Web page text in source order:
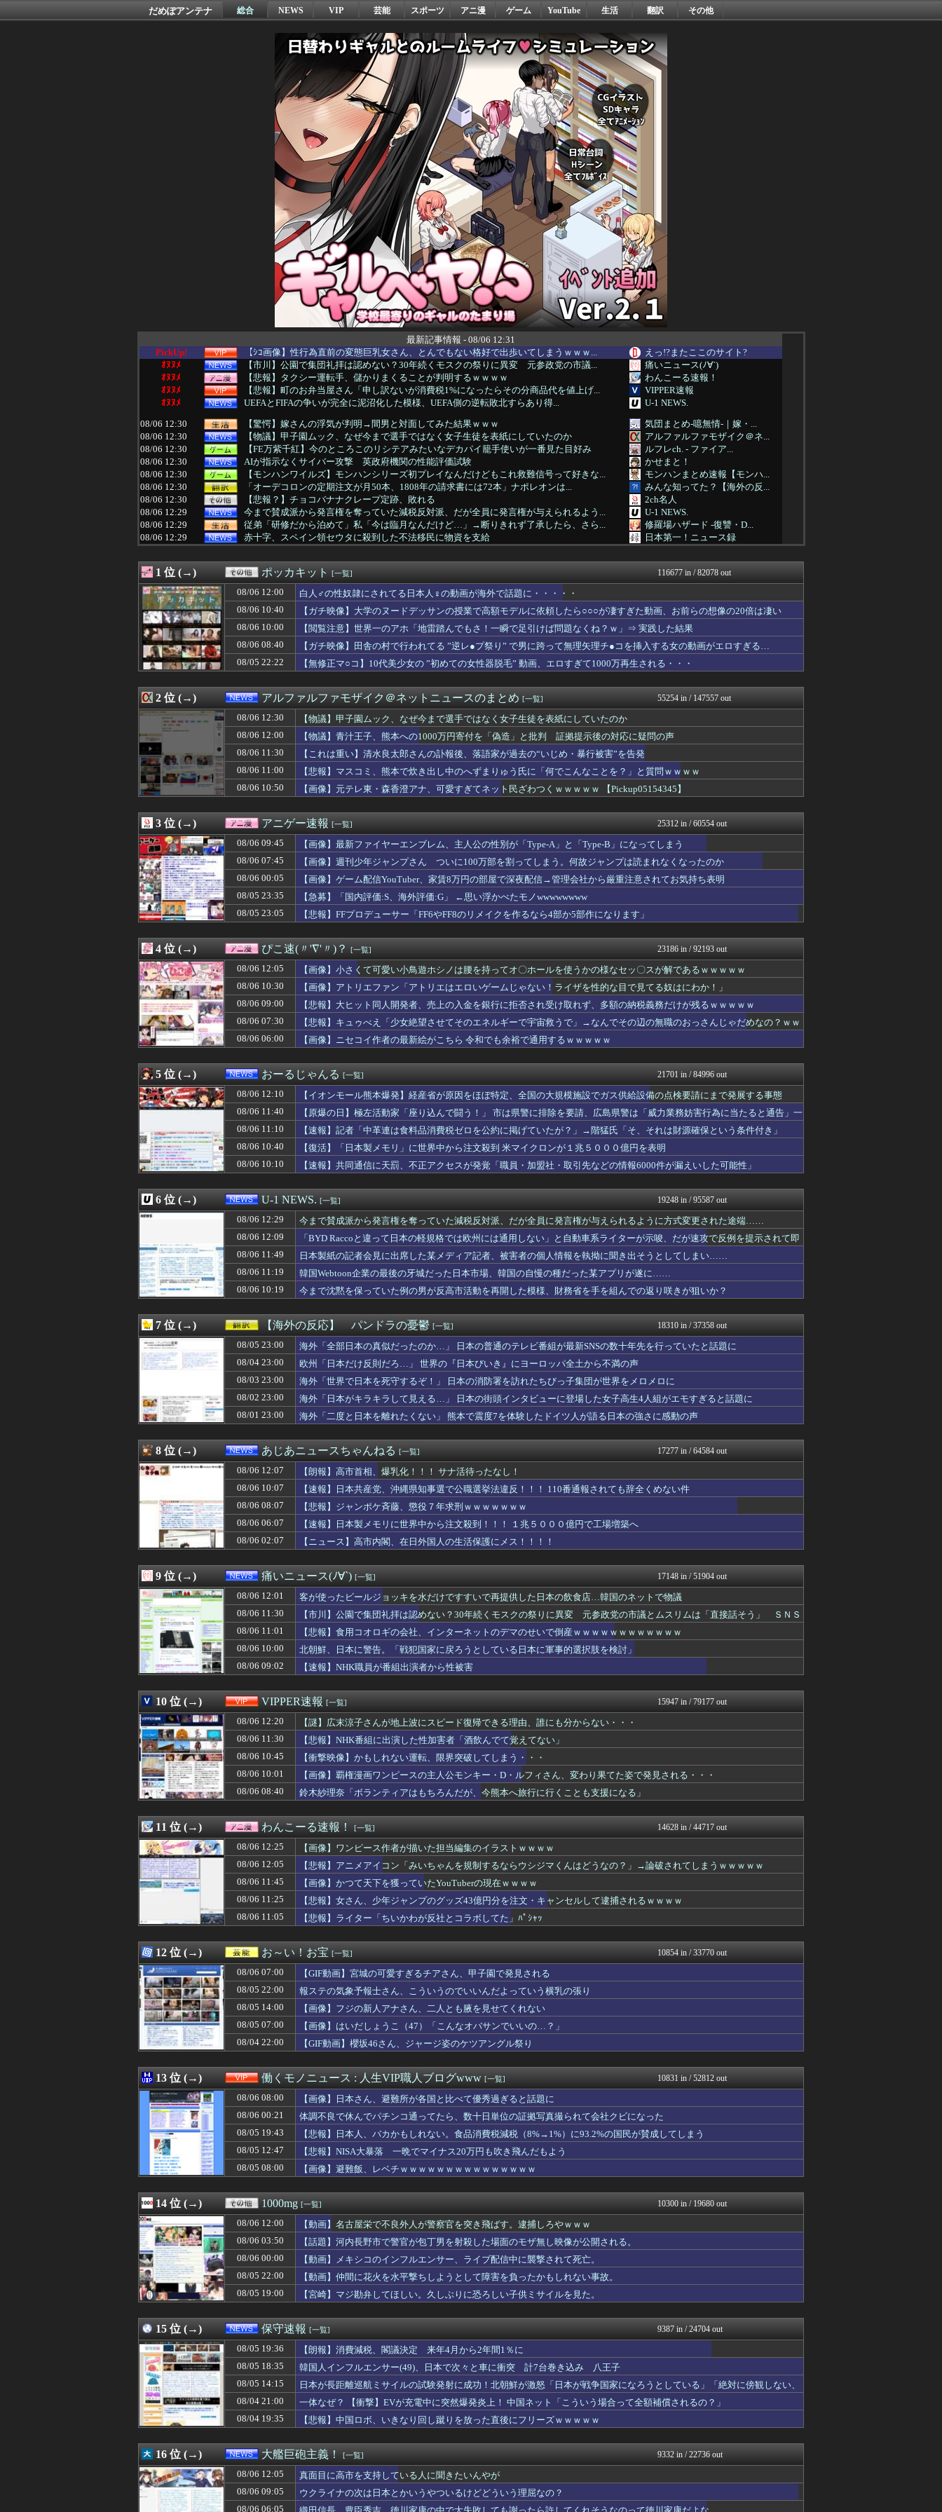
だめぽアンテナ 総合 NEWS VIP 芸能 スポーツ アニ漫 ゲーム YouTube 生活 翻訳 その他
最新記事情報 - 08/06 12:31
PickUp!
【ｼｺ画像】性行為直前の変態巨乳女さん、とんでもない格好で出歩いてしまうｗｗｗ...
えっ!?またここのサイト?
ｵﾇﾇﾒ
【市川】公園で集団礼拝は認めない？30年続くモスクの祭りに異変 元参政党の市議...
痛いニュース(ﾉ∀`)
ｵﾇﾇﾒ
【悲報】タクシー運転手、儲かりまくることが判明するｗｗｗｗ
わんこーる速報！
ｵﾇﾇﾒ
【悲報】町のお弁当屋さん「申し訳ないが消費税1%になったらその分商品代を値上げ...
VIPPER速報
ｵﾇﾇﾒ
UEFAとFIFAの争いが完全に泥沼化した模様、UEFA側の逆転敗北すらあり得...
U-1 NEWS.
08/06 12:30
【驚愕】嫁さんの浮気が判明→間男と対面してみた結果ｗｗｗ
気団まとめ-噫無情-｜嫁・...
08/06 12:30
【物議】甲子園ムック、なぜ今まで選手ではなく女子生徒を表紙にしていたのか
アルファルファモザイク＠ネ...
08/06 12:30
【FE万紫千紅】今のところこのリシテアみたいなデカパイ籠手使いが一番見た目好み
ルフレch. - ファイア...
08/06 12:30
AIが指示なくサイバー攻撃 英政府機関の性能評価試験
かせまと！
08/06 12:30
【モンハンワイルズ】モンハンシリーズ初プレイなんだけどもこれ救難信号って好きな...
モンハンまとめ速報【モンハ...
08/06 12:30
「オーデコロンの定期注文が月50本、1808年の請求書には72本」ナポレオンは...
みんな知ってた？【海外の反...
08/06 12:30
【悲報？】チョコバナナクレープ定跡、敗れる
2ch名人
08/06 12:29
今まで賛成派から発言権を奪っていた減税反対派、だが全員に発言権が与えられるよう...
U-1 NEWS.
08/06 12:29
従弟「研修だから泊めて」私「今は臨月なんだけど…」→断りきれず了承したら、さら...
修羅場ハザード -復讐・D...
08/06 12:29
赤十字、スペイン領セウタに殺到した不法移民に物資を支給
日本第一！ニュース録
08/06 12:26
2011年ドラフト当時のロッテファンの反応ｗｗｗ
まとめロッテ！
08/06 12:26
日本の研究者が明らかにした肝臓がんをリスクを低下させるために必要な緑茶の量←「...
海外さんいらっしゃい 海外...
08/06 12:25
【画像】ワンピース作者が描いた担当編集のイラストｗｗｗｗ
08/06 12:25
海外「日本にはこんな特殊な標識があるんだけど皆は見たことある？」→「何これめち...
海外の反応リサーチ
08/06 12:25
【ハマスタバトル】三嶋解説員「勝ちに来てますね」連日の挑戦者圧勝！相川七瀬軍団...
ベイスターズNEWS
08/06 12:23
【人材獲得へ】ソウルで日本企業による就職イベント 就職難に苦しむ韓国の若者が日...
まとめたニュース
08/06 12:21
【驚愕】名作『HUNTER×HUNTER』凄い事に気付いたｗｗｗｗハンターハン...
デジタルニューススレッド
08/06 12:20
【謎】広末涼子さんが地上波にスピード復帰できる理由、誰にも分からない・・・
VIPPER速報
08/06 12:20
【画像】沖縄で「ワクワクする自販機」見つかるｗｗｗｗｗｗ
キニ速
08/06 12:20
【韓国】ウェブトゥーン、売上が減りはじめた？カカオのストーリー部門、前年同期比...
キムチ速報
08/06 12:19
【動画】地上波でえっちな下乳が放送されてしまうwww
じわ速 芸能ニュースまとめ
08/06 12:19
【FF14怪談話】道中の懲罰房にいたミコッテやララフェル女性たちをヒカセンが助...
08/06 12:19
6期生曲 ｢命の色｣が好きすぎるアルさつｗ【乃木坂46】
坂道情報通～乃木坂46まと...
08/06 12:16
【画像】VIVANTキャストのギャラリスト流出ｗｗｗｗｗｗｗｗｗ
なんJ PRIDE
08/06 12:15
友人「この名前にしたい！」夫「それ漫画のキャラだろ…」→子供の名付けを巡って夫...
08/06 12:13
カープ佐々木泰（8月OPS.875打率.438得点圏.000）←1番に置いた方...
広島東洋カープまとめブログ...
08/06 12:12
【前編】俺の娘の結婚が破談に。だが彼氏は「2000万の土地」を購入。こじれた二...
浮気ちゃんねる
08/06 12:12
「仮面ライダーマイス」の脚本を担当する荒川稔久、過去作を振り返っても作風が読め...
ヒーローNEWS
08/06 12:12
エクスアリーナ松戸がディスクアップ2を撤去したらしくディスクアッパーさん達から...
パチンコ・パチスロ.com
08/06 12:12
【朗報】冨安健洋さん…もしパレスで大きな故障が無かったら、アーセナルのメディカ...
【サッカー まとめ】サカラ...
08/06 12:11
ロシア「お前らの国にある似非エッフェル塔を見せてくれ！」
海外の万国反応記＠海外の反...
08/06 12:11
【画像】本田望結の妹、本田望結より実ってしまうｗｗｗｗｗ
mashlife通信
08/06 12:10
【修羅場】離婚できない状況で“職場復帰”を提案した結果ｗｗｗｗ
気団まとめ-噫無情-｜嫁・...
08/06 12:10
海外「騙されるな！」FIFA会長の謝罪に海外大騒ぎ！（海外の反応）
ワールドサッカーファン 海...
08/06 12:10
【画像】こういうのでいいんだよ女子小学生ｗｗｗｗｗｗｗｗｗｗｗ❤
なんJミュージアム
08/06 12:10
【画像】杉本彩、マン毛隠した全裸ナマ乳がHすぎる
まとめ芸能＠美女画像まとめ...
08/06 12:10
“攻撃的”な大宮を支えるビルドアップ、トム・グローバー＆西尾隆矢が語るポイント...
08/06 12:09
【画像】『例のチー牛のイラスト』にそっくりすぎる男の子wwwwwww
ぶる速-VIP
08/06 12:09
大人になっても生まれる前や赤ちゃんだった頃の記憶がある
おうち速報
08/06 12:09
【画像】地雷系女子さん、トイレ我慢の限界で大ピンチにwwwwwww
異世界転生まとめ速報
08/06 12:09
「BYD Raccoと違って日本の軽規格では欧州には通用しない」と自動車系ライ...
U-1 NEWS.
08/06 12:09
ボイの好きなVtuberが月ノ美兎リゼヘルスタ大空スバルなんだけどどんなイメー...
トレンドの通り道
08/06 12:08
【ウマ娘】ハフバは本当にタクトちゃん来るの？
ウマ娘まとめ超速報！
08/06 12:08
かつて650万部を誇った「週刊少年ジャンプ」、発行部数が初の100万部割れ
かせまと！
08/06 12:08
【ジョジョの奇妙な冒険】超像可動「J・P・ポルナレフ」「シルバーチャリオッツ」...
fig速
08/06 12:08
【悲報】AV女優の田野憂さん、被災地に300万円と物資を寄付→ X民「汚い金や...
08/06 12:08
【悲報】女さん、事故（全治4ヶ月半・車は廃車）でぶつけられた相手と付き合ってし...
サイ速
08/06 12:07
【朗報】高市首相、爆乳化！！！ サナ活待ったなし！
あじあニュースちゃんねる
08/06 12:07
【悲報】ハンターハンター連載再開の様子、全くないｗｗｗｗｗｗｗｗｗｗｗｗｗ
げーあにびより｜ゲームやア...
08/06 12:06
【鉄人28号】MODEROID「鉄人28号」「ブラックオックス(初代鉄人版)」...
fig速
町の弁当屋「申し訳ないが消費税1%になったらその分商品代を値上げするわ」
FX2ちゃんねる｜投資系ま...
08/06 12:06
海外「お前らにとってのマジで笑える日本アニメ教えて」
アニメリアクト
08/06 12:05
【ウマ娘】田舎娘ウマ娘だべ…
ウマ娘うまぴょい速報
08/06 12:05
【朗報】グリッドマンの宝多六花さんの最新エッチフィギュア、ガチでダイエット大成...
アニチャット
08/06 12:05
韓国人「韓国で行われた日本に対する最新の好感度調査の結果がこちら…」→「どうし...
海外トークログ
08/06 12:05
「フリルもリボンもたくさんがいいのよね、ふふっ♪」対魔忍RPG・新イベント『バ...
08/06 12:05
【天元突破グレンラガン】MODEROID「グレンラガン」プラモデル【再販予約開...
fig速
08/06 12:05
Spotify最近入れたんだけどこんなに無料で曲聴けるとは思ってなかった
V系まとめ速報
【闇深】夫「子供が俺に似てないな…」→結果････ (※画像あり)
不思議.net - 5ch...
08/06 12:05
【悲報】アニメアイコン「みいちゃんを規制するならウシジマくんはどうなの？」→論...
わんこーる速報！
08/06 12:05
冷凍庫パンパン問題がずっと付きまとっている。ふるさと納税も頼みたいけれど入れる...
子育てちゃんねる
08/06 12:05
真面目に高市を支持している人に聞きたいんやが
大艦巨砲主義！
08/06 12:05
【画像】小さくて可愛い小鳥遊ホシノは腰を持ってオ〇ホールを使うかの様なセッ〇ス...
ぴこ速(〃'∇'〃)？
08/06 12:05
RPG「たまにロボキャラ居る」←まぁわかる「回復魔法でロボキャラが回復」←？
げぇ速
08/06 12:04
【ギルティギア】ねんどろいど「ラムレザル=ヴァレンタイン」【再販予約開始】
fig速
08/06 12:04
【令和最新版】 早見沙織(35)x東山奈央(34)、同級生2ショット写真がこち...
08/06 12:03
【OMORI】ねんどろいど「バジル」フィギュア【再販予約開始】
fig速
08/06 12:03
【崩壊:スターレイル】ねんどろいど「ホタル」【予約開始】
fig速
08/06 12:03
【画像】柴田柚菜ちゃんのボディライン、ガチでエグいって・・・
乃木通 乃木坂46櫻坂46...
【遊戯王】「堕天使」ってこんなに安く組めるの！？
遊戯王マスターデュエルまと...
08/06 12:03
【動画】広島に落とされた『原子爆弾』の『再現動画』がこちら・・・
まにゅそく 2chまとめニ...
08/06 12:03
【動画】どエッチJKさん、腰ヘコ運動をUPしてしまう。
いたしん！
08/06 12:03
【画像】露悪アニメ化ブーム、はじまるｗｗｗｗｗｗｗ
watch＠２ちゃんねる
08/06 12:02
※スーパー歌舞伎『逆襲のシャア』にありがちなこと
GUNDAM.LOG｜ガン...
08/06 12:02
【遊戯王OCG】スピードロイドのサーキュラーを早く日本にください
08/06 12:02
【Angel Beats!】ねんどろいど「立華かなで」フィギュア【再販予約開始...
【こち亀】両津「おじいちゃんにこち亀初版本読ませてもらってねー。内容は全く変わ...
最強ジャンプ放送局
芸人「テレビ家にないですって勝ち誇ったように言う若者なんなん？」
なんJ PRIDE
08/06 12:01
【UFO戦士ダイアポロン】MODEROID「ダイアポロン」プラモデル【予約開始...
08/06 12:01
【ウマ娘】たまにはジョーダンについて語ろう
08/06 12:01
【悲報】日本政府「障害者の福祉費用が10年で2倍になったので抑制します」
凹凸ちゃんねる 発達障害・...
08/06 12:01
ゲーミングPCの主流はVRAM 8GBから16GBに。Steam調査でシェア逆...
PCパーツまとめ
08/06 12:01
客が使ったビールジョッキを水だけですすいで再提供した日本の飲食店…韓国のネット...
痛いニュース(ﾉ∀`)
08/06 12:01
【ウマ娘】逃げ2差し構成で挑むなら差し枠はスティル一択なのだ。
ウマ娘まとめ速報うまろぐ
08/06 12:01
まだ墓石があるだけマシと見るべきか。今はもう合葬墓ばかり
ヒロイモノ中毒
08/06 12:00
【艦これ】なんか調べたらE5めちゃくちゃ対地艦使うやん・・・
艦これ速報 艦隊これくしょ...
08/06 12:00
義父の49日、義母に『相続放棄してほしい』と言われた夫。あっさり同意した理由を...
渡る世間はキチばかり - ...
08/06 12:00
【ネット】荒らしが『警察官発砲で犯人の自傷行為が無かったことにされた』記事に「...
モナニュース
08/06 12:00
【画像】ひなこのーと作者、またも一線を超える(朝活～くぱぁ)ｗｗｗｗｗｗｗ
08/06 12:00
【ミリマス】6年後のアイドル達はどんな感じになってるんだろう
それからの出来事() アイ...
08/06 12:00
【動画】名古屋栄で不良外人が警察官を突き飛ばす。逮捕しろやｗｗｗ
1000mg
08/06 12:00
【ラブライブ！】蓮ノ空スクールアイドル106期、夏季課題進捗状況（8月上旬編）
コンテンツ・声優 | ラブ...
08/06 12:00
昨日ラーメン屋行ったらめっちゃ味薄かったんや
ラーメン速報｜2chまとめ...
08/06 12:00
【仮面ライダーゼッツ】映画だけじゃなく本編でもフェイクニュースか…
08/06 12:00
【重要】戦国乙女のママ枠をハッキリさせよう。イエヤスちゃんやヒデヨシちゃんはマ...
08/06 12:00
【悲報】みいちゃんと山田さんの漫画の作者なんでこんなに嫌われてるんだろうな
ニュース30over
08/06 12:00
【にじさんじ】やしきず、スプラトゥーンレイダース本編そっちのけで極悪ミニゲーム...
08/06 12:00
【まどドラ】たまになんでこいつ混じってんの？ってコラボあるよね
まどドラまとめ速報 魔法少...
08/06 12:00
なぜDLCは昔ほど「最初から入れとけ」と言われなくなったのか
ああ言えばForYou
08/06 12:00
【悲報】食用コオロギの会社、「インターネットのデマ」のせいで倒産ｗｗｗｗｗ
投資ちゃんねる
08/06 12:00
【後編】妻が娘（前妻との子）を連れて家を出て行った。前妻に育児放棄され22歳に...
すまいる(^-^)ぶろぐ
08/06 12:00
【グラブル】アウギュステ舞台なのにヴァルナの出番がなかったのだ…
ミニゴブ速報 ～グラブルま...
08/06 12:00
【悲報】コロナワクチン打たなかった結果・・・・
08/06 12:00
石原夏織さん、７月にファンと行くハワイ旅行を企画してしまう・・・
ぐら速 -声優まとめ速報-
08/06 12:00
【雑談】アニプレックスってFGO以外で稼げるスマホゲームってあるんだっけ？
FGOまとめ速報
08/06 12:00
【ブチギレ】鍵を持たずにランニングから帰宅⇒在宅夫に無視され5分放置された『酷...
松のや「ママ応援企画」がなぜ許されない？「窮屈な世の中」に住む不幸、「尊重し合...
気団談
激辛チャレンジの契約書にサインし、チャレンジしたらとんでもない事態になった。救...
08/06 12:00
髙橋遥人、シーズンをフルで戦う経験がなさすぎて「こう」なってる件
阪神タイガースちゃんねる
08/06 12:00
【画像】フジの石渡花菜アナが巨乳をマルシィに見せつけてしまう
アナ速‐女子アナ画像速報
08/06 12:00
#韓国質問サイト 『広島は今でも放射能まみれだよねww』、『放射能は炎で燃え尽...
日本と韓国は敵か？味方か？...
08/06 12:00
弟が婚約者に手酷く捨てられてボロボロに… 私(わたしが制裁してやりたいけど弟の...
08/06 12:00
【動画】「最悪の悪夢」海上に突き出た米クルーズ船スライダーで、利用者が動けなく...
08/06 12:00
スーパーカブってもう完全にビジネスバイクとしての役目を終えてしまったよな
バイク速報
08/06 12:00
そんなに料理しない人がオイスター買うと全然減らなくて開封したまま消費期限きて使...
ほんわかMkⅡ
08/06 12:00
海外「東大の教授が大学ウェブサイトのコードに『六四天安門』を埋め込んで懲戒処分...
08/06 12:00
【動画】かもしれない運転、限界突破ｗｗｗ
08/06 12:00
食品消費税1％へ歴史的減税 高市首相“ごり押し”策に「独裁だ」自民党内で不満く...
みそパンNEWS
08/06 12:00
【ウマ娘】このチケット特に叡智だから禁止カードだろ！
パカ娘速報！！ウマ娘まとめ...
08/06 12:00
【名探偵プリキュア】はなまる孤独…
プリキュアのまとめ
08/06 12:00
【東方】(また咲夜が男の子連れ込んでる…🦇)
08/06 12:00
【北海道】『クマスプレーを誤って噴射してしまい浴びてしまった』トムラウシ山で登...
登山ちゃんねる
08/06 12:00
「見ていた側が払うのが筋」1歳半が投げ込んだ12万円のスマホ、半額提示した母親...
私が悪いの？【海外の反応】
08/06 12:00
【海外の反応】舛添元東京都知事「日本は外国人労働者の受け入れ準備ができていない...
Red4 海外の反応まとめ
08/06 12:00
海外「医者だけど、医者とだけは絶対に結婚しない」その理由が想像と全然違った…
08/06 12:00
『ダークソウル』グウィンが発売当時のプレイヤーにとってバカみたいに強いボスだっ...
08/06 12:00
韓国人「ナ・ホンジン監督の新作にマイケル・ファスベンダーが顔出しなしで出演！妻...
韓国ニュース反応まとめ
08/06 12:00
【衝撃】韓国の掲示板「原宿、アニメの実写化かよ」
ニチカン！
08/06 12:00
【悲報】加藤純一さん、Vチューバーをあれほど煽ってたのに実質敗北宣言か……
ゲーム実況者速報＠YouT...
08/06 12:00
白人♂の性奴隷にされてる日本人♀の動画が海外で話題に・・・・・
ポッカキット
08/06 12:00
四人組裁判とは——テレビ中継された公開裁判で何が裁かれたのか
08/06 11:59
【動画】原爆の日に今年も極左活動家が座り込み→県警に強制排除される動画が話題に
08/06 11:58
日向坂OGの最新ランジェリー、もうエグいだろ・・・(画像どーん)
乃木坂46まとめ 乃木りん...
08/06 11:58
【熊本地震】専門家「イオンモール熊本の爆心地に…喫煙所と自販機」警察・消防「」
ガールズVIPまとめ
08/06 11:57
昭和の恋愛エピソード
08/06 11:56
日本ハム新庄監督、退任なら複数球団による「争奪戦」も（AERA）
08/06 11:55
「週刊少年ジャンプ」発行部数が初の１００万部割れ 国内の紙雑誌で「１００万部超...
もえるあじあ(･∀･)
08/06 11:55
消費税減税は「コロナ禍以上の困難が待ち受けている…」飲食店からは悲痛な声上がる... 国難にあってもの申す！！
1 位 (→) ポッカキット [一覧] 116677 in / 82078 out
08/06 12:00
白人♂の性奴隷にされてる日本人♀の動画が海外で話題に・・・・・
08/06 10:40
【ガチ映像】大学のヌードデッサンの授業で高額モデルに依頼したら○○○が凄すぎた動画、お前らの想像の20倍は凄い
08/06 10:00
【閲覧注意】世界一のアホ「地雷踏んでもさ！一瞬で足引けば問題なくね？ｗ」⇒ 実践した結果
08/06 08:40
【ガチ映像】田舎の村で行われてる ”逆レ●プ祭り” で男に跨って無理矢理チ●コを挿入する女の動画がエロすぎる…
08/05 22:22
【無修正マ○コ】10代美少女の ”初めての女性器脱毛” 動画、エロすぎて1000万再生される・・・
2 位 (→) アルファルファモザイク＠ネットニュースのまとめ [一覧] 55254 in / 147557 out
08/06 12:30
【物議】甲子園ムック、なぜ今まで選手ではなく女子生徒を表紙にしていたのか
08/06 12:00
【物議】青汁王子、熊本への1000万円寄付を「偽造」と批判 証拠提示後の対応に疑問の声
08/06 11:30
【これは重い】清水良太郎さんの訃報後、落語家が過去の“いじめ・暴行被害”を告発
08/06 11:00
【悲報】マスコミ、熊本で炊き出し中のへずまりゅう氏に「何でこんなことを？」と質問ｗｗｗｗ
08/06 10:50
【画像】元テレ東・森香澄アナ、可愛すぎてネット民ざわつくｗｗｗｗｗ 【Pickup05154345】
3 位 (→) アニゲー速報 [一覧] 25312 in / 60554 out
08/06 09:45
【画像】最新ファイヤーエンブレム、主人公の性別が「Type-A」と「Type-B」になってしまう
08/06 07:45
【画像】週刊少年ジャンプさん ついに100万部を割ってしまう。何故ジャンプは読まれなくなったのか
08/06 00:05
【画像】ゲーム配信YouTuber、家賃8万円の部屋で深夜配信→管理会社から厳重注意されてお気持ち表明
08/05 23:35
【急募】「国内評価:S、海外評価:G」 ←思い浮かべたモノwwwwwwww
08/05 23:05
【悲報】FFプロデューサー「FF6やFF8のリメイクを作るなら4部か5部作になります」
4 位 (→) ぴこ速(〃'∇'〃)？ [一覧] 23186 in / 92193 out
08/06 12:05
【画像】小さくて可愛い小鳥遊ホシノは腰を持ってオ〇ホールを使うかの様なセッ〇スが解であるｗｗｗｗｗ
08/06 10:30
【画像】アトリエファン「アトリエはエロいゲームじゃない！ライザを性的な目で見てる奴はにわか！」
08/06 09:00
【悲報】大ヒット同人開発者、売上の入金を銀行に拒否され受け取れず、多額の納税義務だけが残るｗｗｗｗｗ
08/06 07:30
【悲報】キュゥべえ「少女絶望させてそのエネルギーで宇宙救うで」→なんでその辺の無職のおっさんじゃだめなの？ｗｗ
ｗｗｗ
08/06 06:00 【画像】ニセコイ作者の最新絵がこちら 令和でも余裕で通用するｗｗｗｗｗ
5 位 (→) おーるじゃんる [一覧] 21701 in / 84996 out
08/06 12:10
【イオンモール熊本爆発】経産省が原因をほぼ特定、全国の大規模施設でガス供給設備の点検要請にまで発展する事態
に・・・
08/06 11:40
【原爆の日】極左活動家「座り込んで闘う！」 市は県警に排除を要請、広島県警は「威力業務妨害行為に当たると通告」一
瞬で全員排除
08/06 11:10
【速報】記者「中革連は食料品消費税ゼロを公約に掲げていたが？」→階猛氏「そ、それは財源確保という条件付き」
08/06 10:40
【復活】「日本製メモリ」に世界中から注文殺到 米マイクロンが１兆５０００億円を表明
08/06 10:10
【速報】共同通信に天罰、不正アクセスが発覚「職員・加盟社・取引先などの情報6000件が漏えいした可能性」
6 位 (→) U-1 NEWS. [一覧] 19248 in / 95587 out
08/06 12:29
今まで賛成派から発言権を奪っていた減税反対派、だが全員に発言権が与えられるように方式変更された途端……
08/06 12:09
「BYD Raccoと違って日本の軽規格では欧州には通用しない」と自動車系ライターが示唆、だが速攻で反例を提示されて即
落ち二コマ状態に……
08/06 11:49
日本製紙の記者会見に出席した某メディア記者、被害者の個人情報を執拗に聞き出そうとしてしまい……
08/06 11:19
韓国Webtoon企業の最後の牙城だった日本市場、韓国の自慢の種だった某アプリが遂に……
08/06 10:19
今まで沈黙を保っていた例の男が反高市活動を再開した模様、財務省を手を組んでの返り咲きが狙いか？
7 位 (→) 【海外の反応】 パンドラの憂鬱 [一覧] 18310 in / 37358 out
08/05 23:00
海外「全部日本の真似だったのか…」 日本の普通のテレビ番組が最新SNSの数十年先を行っていたと話題に
08/04 23:00
欧州「日本だけ反則だろ…」 世界の『日本びいき』にヨーロッパ全土から不満の声
08/03 23:00
海外「世界で日本を死守するぞ！」 日本の消防署を訪れたちびっ子集団が世界をメロメロに
08/02 23:00
海外「日本がキラキラして見える…」 日本の街頭インタビューに登場した女子高生4人組がエモすぎると話題に
08/01 23:00
海外「二度と日本を離れたくない」 熊本で震度7を体験したドイツ人が語る日本の強さに感動の声
8 位 (→) あじあニュースちゃんねる [一覧] 17277 in / 64584 out
08/06 12:07
【朗報】高市首相、爆乳化！！！ サナ活待ったなし！
08/06 10:07
【速報】日本共産党、沖縄県知事選で公職選挙法違反！！！ 110番通報されても辞全くめない件
08/06 08:07
【悲報】ジャンポケ斉藤、懲役７年求刑ｗｗｗｗｗｗｗ
08/06 06:07
【速報】日本製メモリに世界中から注文殺到！！！ １兆５０００億円で工場増築へ
08/06 02:07
【ニュース】高市内閣、在日外国人の生活保護にメス！！！！
9 位 (→) 痛いニュース(ﾉ∀`) [一覧] 17148 in / 51904 out
08/06 12:01
客が使ったビールジョッキを水だけですすいで再提供した日本の飲食店…韓国のネットで物議
08/06 11:30
【市川】公園で集団礼拝は認めない？30年続くモスクの祭りに異変 元参政党の市議とムスリムは「直接話そう」 ＳＮＳ
と地元に温度差
08/06 11:01
【悲報】食用コオロギの会社、インターネットのデマのせいで倒産ｗｗｗｗｗｗｗｗｗｗｗｗ
08/06 10:00
北朝鮮、日本に警告。「戦犯国家に戻ろうとしている日本に軍事的選択肢を検討」
08/06 09:02
【速報】NHK職員が番組出演者から性被害
10 位 (→) VIPPER速報 [一覧] 15947 in / 79177 out
08/06 12:20
【謎】広末涼子さんが地上波にスピード復帰できる理由、誰にも分からない・・・
08/06 11:30
【悲報】NHK番組に出演した性加害者「酒飲んでて覚えてない」
08/06 10:45
【衝撃映像】かもしれない運転、限界突破してしまう・・・
08/06 10:01
【画像】覇権漫画ワンピースの主人公モンキー・D・ルフィさん、変わり果てた姿で発見される・・・
08/06 08:40
鈴木紗理奈「ボランティアはもちろんだが、今熊本へ旅行に行くことも支援になる」
11 位 (→) わんこーる速報！ [一覧] 14628 in / 44717 out
08/06 12:25
【画像】ワンピース作者が描いた担当編集のイラストｗｗｗｗ
08/06 12:05
【悲報】アニメアイコン「みいちゃんを規制するならウシジマくんはどうなの？」→論破されてしまうｗｗｗｗｗ
08/06 11:45
【画像】かつて天下を獲っていたYouTuberの現在ｗｗｗｗ
08/06 11:25
【悲報】女さん、少年ジャンプのグッズ43億円分を注文・キャンセルして逮捕されるｗｗｗｗ
08/06 11:05
【悲報】ライター「ちいかわが反社とコラボしてた」ﾊﾟｼｬｯ
12 位 (→) お～い！お宝 [一覧] 10854 in / 33770 out
08/06 07:00
【GIF動画】宮城の可愛すぎるチアさん、甲子園で発見される
08/05 22:00
報ステの気象予報士さん、こういうのでいいんだよっていう横乳の張り
08/05 14:00
【画像】フジの新人アナさん、二人とも腋を見せてくれない
08/05 07:00
【画像】はいだしょうこ（47）「こんなオバサンでいいの…？」
08/04 22:00
【GIF動画】櫻坂46さん、ジャージ姿のケツアングル祭り
13 位 (→) 働くモノニュース : 人生VIP職人ブログwww [一覧] 10831 in / 52812 out
08/06 08:00
【画像】日本さん、避難所が各国と比べて優秀過ぎると話題に
08/06 00:21
体調不良で休んでパチンコ通ってたら、数十日単位の証拠写真撮られて会社クビになった
08/05 19:43
【悲報】日本人、バカかもしれない。食品消費税減税（8%→1%）に93.2%の国民が賛成してしまう
08/05 12:47
【悲報】NISA大暴落 一晩でマイナス20万円も吹き飛んだもよう
08/05 08:00
【画像】避難飯、レベチｗｗｗｗｗｗｗｗｗｗｗｗｗｗｗ
14 位 (→) 1000mg [一覧] 10300 in / 19680 out
08/06 12:00
【動画】名古屋栄で不良外人が警察官を突き飛ばす。逮捕しろやｗｗｗ
08/06 03:50
【話題】河内長野市で警官が包丁男を射殺した場面のモザ無し映像が公開される。
08/06 00:00
【動画】メキシコのインフルエンサー、ライブ配信中に襲撃されて死亡。
08/05 22:00
【動画】仲間に花火を水平撃ちしようとして障害を負ったかもしれない事故。
08/05 19:00
【宮崎】マジ勘弁してほしい。久しぶりに恐ろしい子供ミサイルを見た。
15 位 (→) 保守速報 [一覧] 9387 in / 24704 out
08/05 19:36
【朗報】消費減税、閣議決定 来年4月から2年間1％に
08/05 18:35
韓国人インフルエンサー(49)、日本で次々と車に衝突 計7台巻き込み 八王子
08/05 14:15
日本が長距離巡航ミサイルの試験発射に成功！北朝鮮が激怒「日本が戦争国家になろうとしている」「絶対に傍観しない、
必ず後悔させる」
08/04 21:00
一体なぜ？ 【衝撃】EVが充電中に突然爆発炎上！ 中国ネット「こういう場合って全額補償されるの？」
08/04 19:35
【悲報】中国ロボ、いきなり回し蹴りを放った直後にフリーズｗｗｗｗｗ
16 位 (→) 大艦巨砲主義！ [一覧] 9332 in / 22736 out
08/06 12:05
真面目に高市を支持している人に聞きたいんやが
08/06 09:05
ウクライナの次は日本とかいうやついるけどどういう理屈なの？
08/06 06:05